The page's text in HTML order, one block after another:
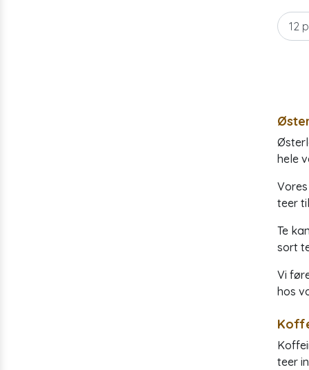
hele
teer
Te
sort
Vi
hos
teer